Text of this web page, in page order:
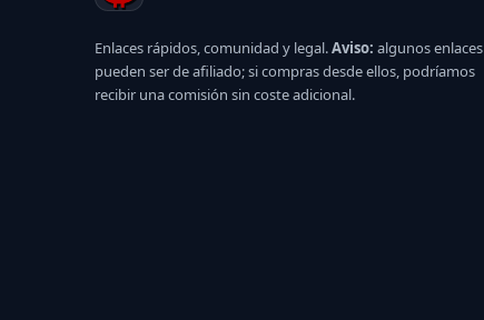
Enlaces rápidos, comunidad y legal.Aviso: algunos enlaces
pueden ser de afiliado; si compras desde ellos, podríamos
recibir una comisión sin coste adicional.